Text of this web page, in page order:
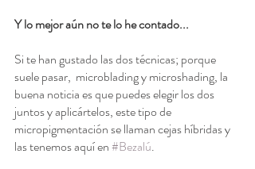
Y lo mejor aún no te lo he contado...
Si te han gustado las dos técnicas; porque
suele pasar,  microblading y microshading, la
buena noticia es que puedes elegir los dos
juntos y aplicártelos, este tipo de
micropigmentación se llaman cejas híbridas y
las tenemos aquí en #Bezalú.